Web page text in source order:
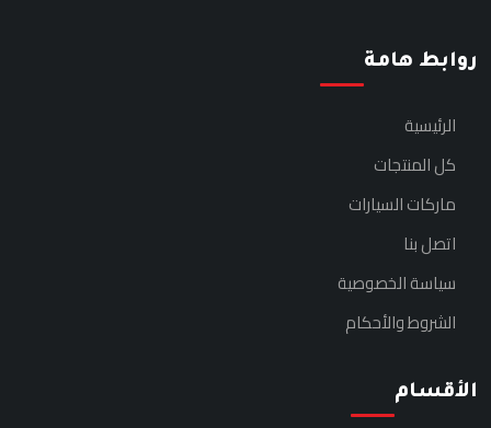
روابط هامة
الرئيسية
كل المنتجات
ماركات السيارات
اتصل بنا
سياسة الخصوصية
الشروط والأحكام
الأقسام